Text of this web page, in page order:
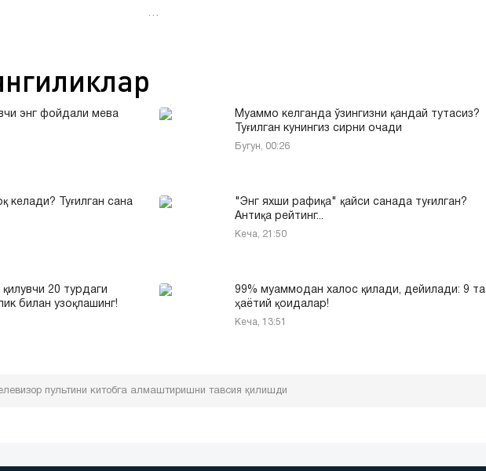
…
энг фойдали мева
Муаммо келганда ўзингизни қандай тутасиз?
Туғилган кунингиз сирни очади
Бугун, 00:26
келади? Туғилган сана
"Энг яхши рафиқа" қайси санада туғилган?
Антиқа рейтинг...
Кеча, 21:50
20 турдаги
билан узоқлашинг!
99% муаммодан халос қилади, дейилади: 9 та
ҳаётий қоидалар!
Кеча, 13:51
пультини китобга алмаштиришни тавсия қилишди